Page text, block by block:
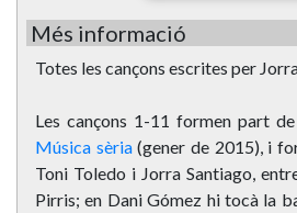
Més informació
Totes les cançons escrites per
Les cançons 1-11 formen part
Música sèria(gener de 2015), i
Toni Toledo i Jorra Santiago,
Pirris; en Dani Gómez hi tocà la